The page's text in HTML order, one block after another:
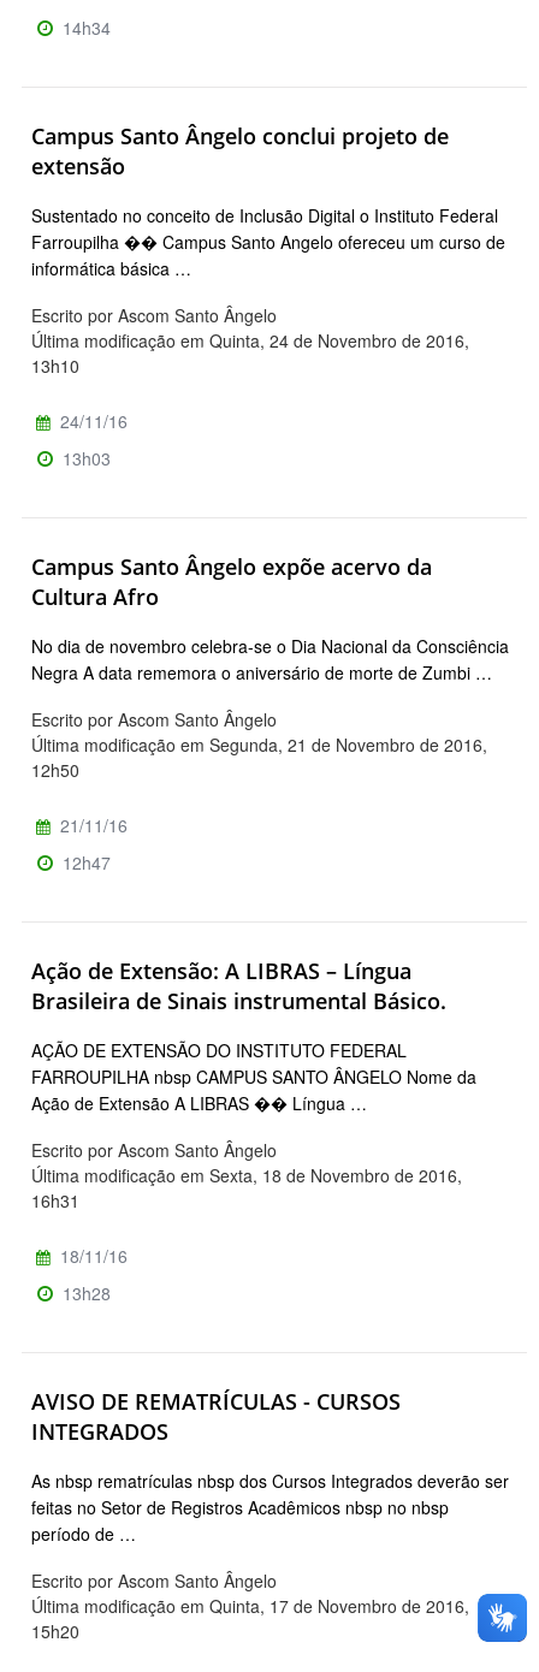
14h34
Campus Santo Ângelo conclui projeto de
extensão
Sustentado no conceito de Inclusão Digital o Instituto Federal
Farroupilha �� Campus Santo Angelo ofereceu um curso de
informática básica …
Escrito por Ascom Santo Ângelo
Última modificação em Quinta, 24 de Novembro de 2016,
13h10
24/11/16
13h03
Campus Santo Ângelo expõe acervo da
Cultura Afro
No dia de novembro celebra-se o Dia Nacional da Consciência
Negra A data rememora o aniversário de morte de Zumbi …
Escrito por Ascom Santo Ângelo
Última modificação em Segunda, 21 de Novembro de 2016,
12h50
21/11/16
12h47
Ação de Extensão: A LIBRAS – Língua
Brasileira de Sinais instrumental Básico.
AÇÃO DE EXTENSÃO DO INSTITUTO FEDERAL
FARROUPILHA nbsp CAMPUS SANTO ÂNGELO Nome da
Ação de Extensão A LIBRAS �� Língua …
Escrito por Ascom Santo Ângelo
Última modificação em Sexta, 18 de Novembro de 2016,
16h31
18/11/16
13h28
AVISO DE REMATRÍCULAS - CURSOS
INTEGRADOS
As nbsp rematrículas nbsp dos Cursos Integrados deverão ser
feitas no Setor de Registros Acadêmicos nbsp no nbsp
período de …
Escrito por Ascom Santo Ângelo
Última modificação em Quinta, 17 de Novembro de 2016,
15h20